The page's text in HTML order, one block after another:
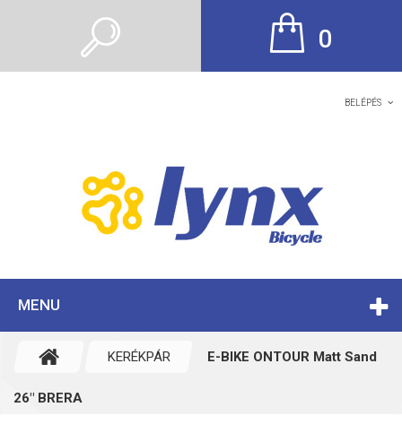
0
BELÉPÉS
MENU
KERÉKPÁR E-BIKE ONTOUR Matt Sand
26" BRERA